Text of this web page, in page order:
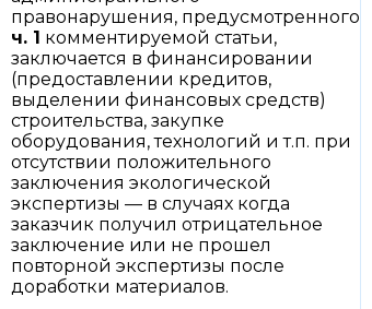
правонарушения, предусмотренного
ч. 1 комментируемой статьи,
заключается в финансировании
(предоставлении кредитов,
выделении финансовых средств)
строительства, закупке
оборудования, технологий и т.п. при
отсутствии положительного
заключения экологической
экспертизы — в случаях когда
заказчик получил отрицательное
заключение или не прошел
повторной экспертизы после
доработки материалов.